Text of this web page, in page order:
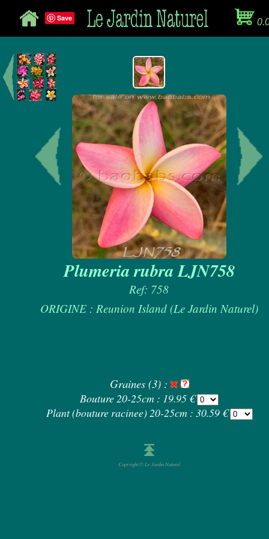
Save
Plumeria rubra LJN758
Ref: 758
ORIGINE : Reunion Island (Le Jardin Naturel)
Graines (3) :
Bouture 20-25cm : 19.95 €
Plant (bouture racinee) 20-25cm : 30.59 €
Copyright © Le Jardin Naturel